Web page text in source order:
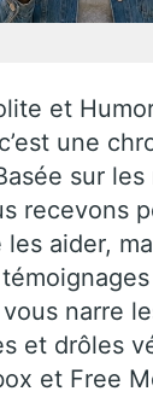
et
une
sur
recevons
aider,
narre
et drôles
et Free